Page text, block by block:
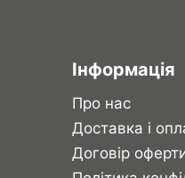
Інформація
Про нас
Доставка і
Договір